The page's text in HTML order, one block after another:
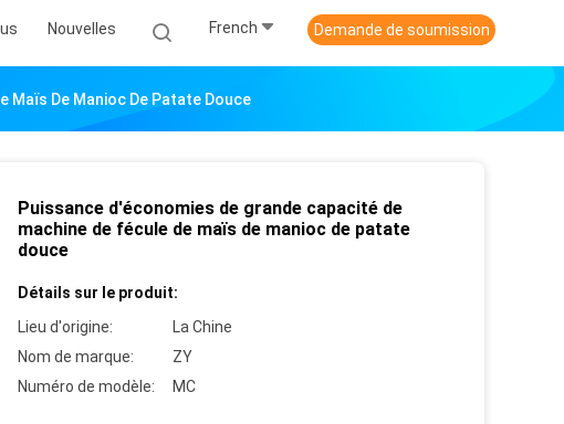
Nouvelles French Demande de soumission
Maïs De Manioc De Patate Douce
Puissance d'économies de grande capacité de
machine de fécule de maïs de manioc de patate
douce
Détails sur le produit:
Lieu d'origine:
La Chine
Nom de marque:
ZY
Numéro de modèle:
MC